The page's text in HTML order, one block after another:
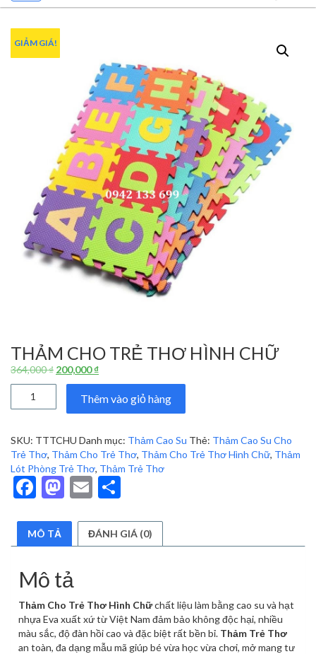
GIẢM GIÁ!
THẢM CHO TRẺ THƠ HÌNH CHỮ
364,000₫ Giá
gốc
364,000 ₫.
200,000₫Giá
hiện
tại
là:
Hình
Chữ
số
lượng
Thêm vào giỏ hàng
SKU: TTTCHU Danh mục: Thảm Cao Su Thẻ: Thảm Cao Su Cho
Trẻ Thơ, Thảm Cho Trẻ Thơ, Thảm Cho Trẻ Thơ Hình Chữ, Thảm
Lót Phòng Trẻ Thơ, Thảm Trẻ Thơ
Facebook
Mastodon
Email
MÔ TẢ ĐÁNH GIÁ (0)
Mô tả
Thảm Cho Trẻ Thơ Hình Chữchất liệu làm bằng cao su và hạt
nhựa Eva xuất xứ từ Việt Nam đảm bảo không độc hại, nhiều
màu sắc, độ đàn hồi cao và đặc biệt rất bền bỉ. Thảm Trẻ Thơ
an toàn, đa dạng mẫu mã giúp bé vừa học vừa chơi, mở mang tư